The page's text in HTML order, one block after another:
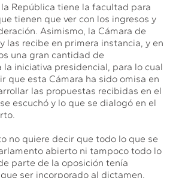
República tiene la facultad para
tienen que ver con los ingresos y
Asimismo, la Cámara de
las recibe en primera instancia, y en
una gran cantidad de
la iniciativa presidencial, para lo cual
que esta Cámara ha sido omisa en
las propuestas recibidas en el
escuchó y lo que se dialogó en el
no quiere decir que todo lo que se
abierto ni tampoco todo lo
parte de la oposición tenía
ser incorporado al dictamen.